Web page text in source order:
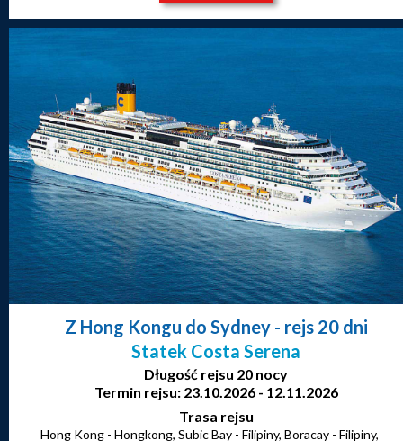
Z Hong Kongu do Sydney- rejs 20 dni
Statek Costa Serena
Długość rejsu 20 nocy
Termin rejsu: 23.10.2026 - 12.11.2026
Trasa rejsu
Hong Kong - Hongkong, Subic Bay - Filipiny, Boracay - Filipiny,